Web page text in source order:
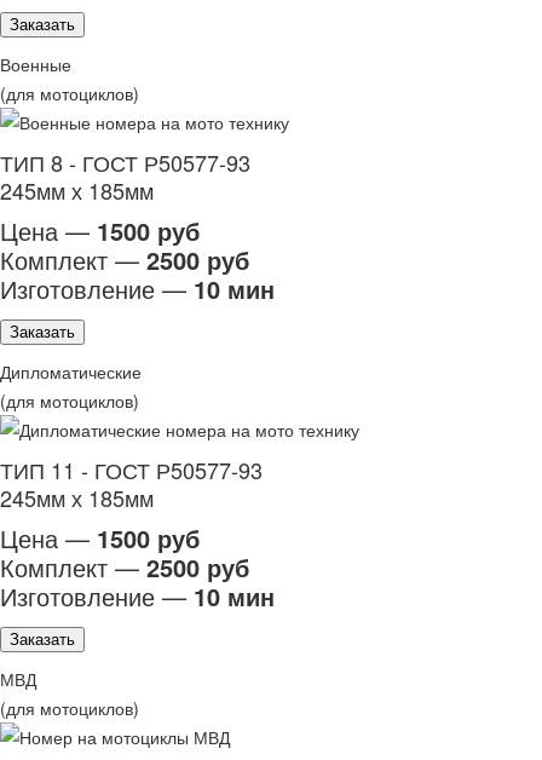
Заказать
Военные
(для мотоциклов)
ТИП 8 - ГОСТ Р50577-93
245мм х 185мм
Цена — 1500 руб
Комплект — 2500 руб
Изготовление — 10 мин
Заказать
Дипломатические
(для мотоциклов)
ТИП 11 - ГОСТ Р50577-93
245мм х 185мм
Цена — 1500 руб
Комплект — 2500 руб
Изготовление — 10 мин
Заказать
МВД
(для мотоциклов)